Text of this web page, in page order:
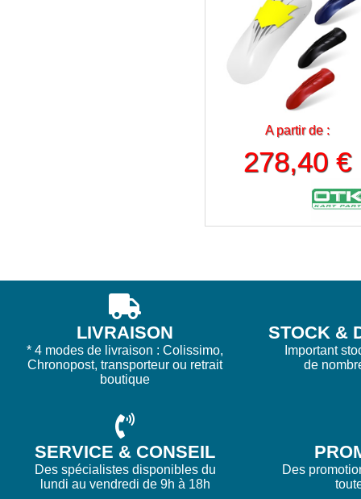
A partir de :
278,40 €
LIVRAISON
* 4 modes de livraison : Colissimo,
Chronopost, transporteur ou retrait
boutique
STOCK &
Important
de
SERVICE & CONSEIL
Des spécialistes disponibles du
lundi au vendredi de 9h à 18h
Des